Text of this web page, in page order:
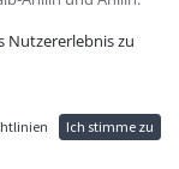
und Langzeitschutz
sicher. L301
zu Langzeitschäden
Nutzererlebnis zu
Ich stimme zu